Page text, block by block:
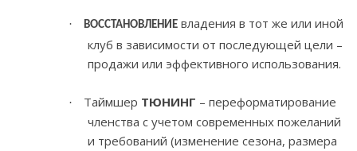
· ВОССТАНОВЛЕНИЕ владения в тот же или иной
клуб в зависимости от последующей цели –
продажи или эффективного использования.
· Таймшер ТЮНИНГ – переформатирование
членства с учетом современных пожеланий
и требований (изменение сезона, размера